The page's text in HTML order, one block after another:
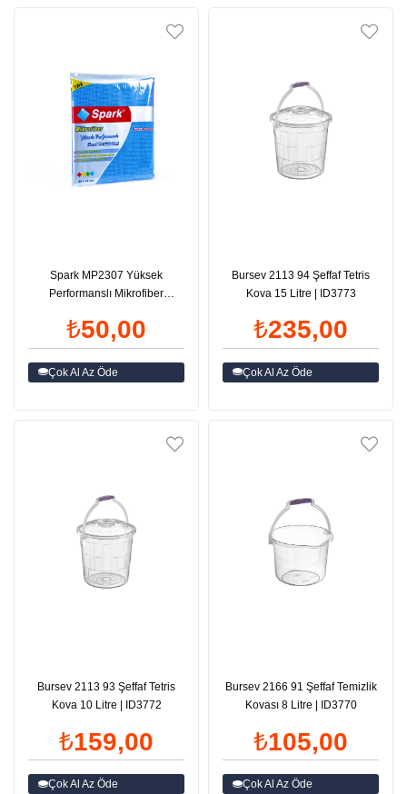
Spark MP2307 Yüksek
Performanslı Mikrofiber
| ID4373
₺50,00
Çok Al Az Öde
Bursev 2113 94 Şeffaf Tetris
Kova 15 Litre | ID3773
₺235,00
Çok Al Az Öde
Bursev 2113 93 Şeffaf Tetris
Kova 10 Litre | ID3772
₺159,00
Çok Al Az Öde
Bursev 2166 91 Şeffaf Temizlik
Kovası 8 Litre | ID3770
₺105,00
Çok Al Az Öde